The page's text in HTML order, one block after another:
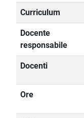
Curriculum
Docente
responsabile
Docenti
Ore